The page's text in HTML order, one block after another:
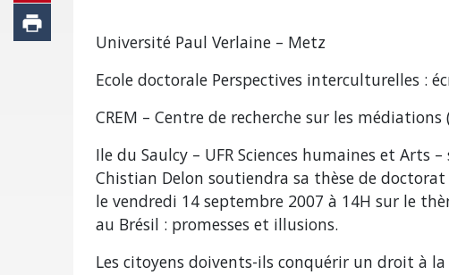
Université Paul Verlaine – Metz
Ecole doctorale Perspectives interculturelles :
CREM – Centre de recherche sur les médiations
Ile du Saulcy – UFR Sciences humaines et Arts
Chistian Delon soutiendra sa thèse de
le vendredi 14 septembre 2007 à 14H sur le
au Brésil : promesses et illusions.
Les citoyens doivents-ils conquérir un droit à